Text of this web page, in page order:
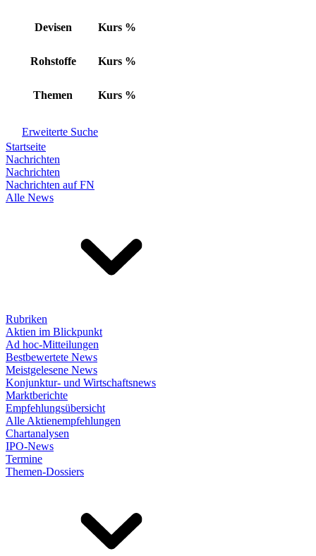
Devisen Kurs %
Rohstoffe Kurs %
Themen Kurs %
Erweiterte Suche
Startseite
Nachrichten
Nachrichten
Nachrichten auf FN
Alle News
Rubriken
Aktien im Blickpunkt
Ad hoc-Mitteilungen
Bestbewertete News
Meistgelesene News
Konjunktur- und Wirtschaftsnews
Marktberichte
Empfehlungsübersicht
Alle Aktienempfehlungen
Chartanalysen
IPO-News
Termine
Themen-Dossiers